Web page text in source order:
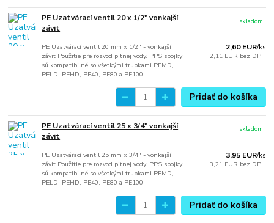
PE Uzatvárací ventil 20 x 1/2" vonkajší
závit
PE Uzatvárací ventil 20 mm x 1/2" - vonkajší
závit Použitie pre rozvod pitnej vody. PPS spojky
sú kompatibilné so všetkými trubkami PEMD,
PELD, PEHD, PE40, PE80 a PE100.
2,60 EUR/ks
2,11 EUR bez DPH
skladom
Pridať do košíka
PE Uzatvárací ventil 25 x 3/4" vonkajší
závit
PE Uzatvárací ventil 25 mm x 3/4" - vonkajší
závit Použitie pre rozvod pitnej vody. PPS spojky
sú kompatibilné so všetkými trubkami PEMD,
PELD, PEHD, PE40, PE80 a PE100.
3,95 EUR/ks
3,21 EUR bez DPH
skladom
Pridať do košíka